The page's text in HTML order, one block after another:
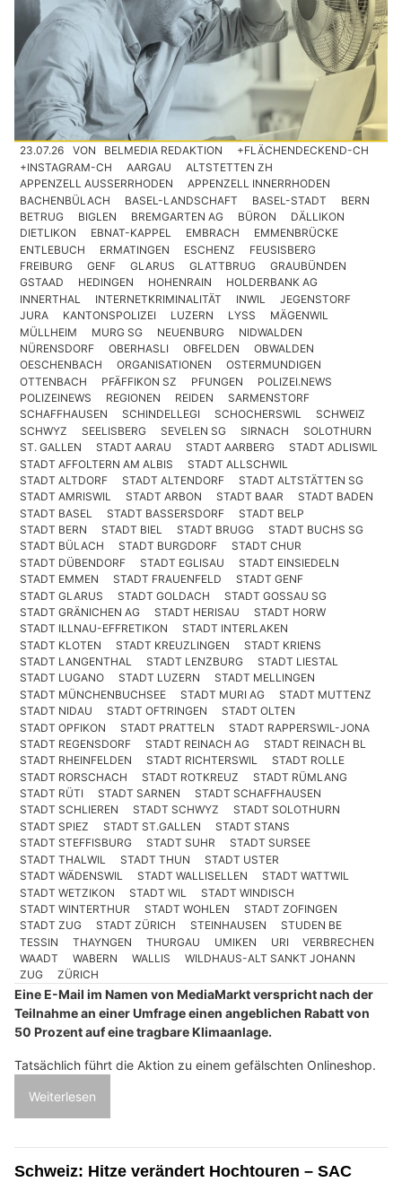
23.07.26 VON BELMEDIA REDAKTION
+FLÄCHENDECKEND-CH
+INSTAGRAM-CH
AARGAU
ALTSTETTEN ZH
APPENZELL AUSSERRHODEN
APPENZELL INNERRHODEN
BACHENBÜLACH
BASEL-LANDSCHAFT BASEL-STADT
BERN
BETRUG
BIGLEN BREMGARTEN AG BÜRON
DÄLLIKON
DIETLIKON
EBNAT-KAPPEL EMBRACH
EMMENBRÜCKE
ENTLEBUCH
ERMATINGEN ESCHENZ
FEUSISBERG
FREIBURG
GENF GLARUS GLATTBRUG
GRAUBÜNDEN
GSTAAD
HEDINGEN HOHENRAIN
HOLDERBANK AG
INNERTHAL
INTERNETKRIMINALITÄT INWIL
JEGENSTORF
JURA
KANTONSPOLIZEI LUZERN LYSS
MÄGENWIL
MÜLLHEIM
MURG SG NEUENBURG
NIDWALDEN
NÜRENSDORF
OBERHASLI OBFELDEN
OBWALDEN
OESCHENBACH
ORGANISATIONEN
OSTERMUNDIGEN
OTTENBACH
PFÄFFIKON SZ PFUNGEN
POLIZEI.NEWS
POLIZEINEWS
REGIONEN REIDEN
SARMENSTORF
SCHAFFHAUSEN
SCHINDELLEGI SCHOCHERSWIL
SCHWEIZ
SCHWYZ
SEELISBERG SEVELEN SG SIRNACH
SOLOTHURN
ST. GALLEN
STADT AARAU STADT AARBERG
STADT ADLISWIL
STADT AFFOLTERN AM ALBIS
STADT ALLSCHWIL
STADT ALTDORF
STADT ALTENDORF
STADT ALTSTÄTTEN SG
STADT AMRISWIL
STADT ARBON STADT BAAR
STADT BADEN
STADT BASEL
STADT BASSERSDORF
STADT BELP
STADT BERN
STADT BIEL STADT BRUGG
STADT BUCHS SG
STADT BÜLACH
STADT BURGDORF
STADT CHUR
STADT DÜBENDORF
STADT EGLISAU
STADT EINSIEDELN
STADT EMMEN
STADT FRAUENFELD
STADT GENF
STADT GLARUS
STADT GOLDACH
STADT GOSSAU SG
STADT GRÄNICHEN AG
STADT HERISAU
STADT HORW
STADT ILLNAU-EFFRETIKON
STADT INTERLAKEN
STADT KLOTEN
STADT KREUZLINGEN
STADT KRIENS
STADT LANGENTHAL
STADT LENZBURG
STADT LIESTAL
STADT LUGANO
STADT LUZERN
STADT MELLINGEN
STADT MÜNCHENBUCHSEE
STADT MURI AG
STADT MUTTENZ
STADT NIDAU
STADT OFTRINGEN
STADT OLTEN
STADT OPFIKON
STADT PRATTELN
STADT RAPPERSWIL-JONA
STADT REGENSDORF
STADT REINACH AG
STADT REINACH BL
STADT RHEINFELDEN
STADT RICHTERSWIL
STADT ROLLE
STADT RORSCHACH
STADT ROTKREUZ
STADT RÜMLANG
STADT RÜTI
STADT SARNEN
STADT SCHAFFHAUSEN
STADT SCHLIEREN
STADT SCHWYZ
STADT SOLOTHURN
STADT SPIEZ
STADT ST.GALLEN
STADT STANS
STADT STEFFISBURG
STADT SUHR
STADT SURSEE
STADT THALWIL
STADT THUN
STADT USTER
STADT WÄDENSWIL
STADT WALLISELLEN
STADT WATTWIL
STADT WETZIKON
STADT WIL
STADT WINDISCH
STADT WINTERTHUR
STADT WOHLEN
STADT ZOFINGEN
STADT ZUG
STADT ZÜRICH STEINHAUSEN
STUDEN BE
TESSIN
THAYNGEN THURGAU UMIKEN URI
VERBRECHEN
WAADT
WABERN WALLIS
WILDHAUS-ALT SANKT JOHANN
ZUG
ZÜRICH
Eine E-Mail im Namen von MediaMarkt verspricht nach der
Teilnahme an einer Umfrage einen angeblichen Rabatt von
50 Prozent auf eine tragbare Klimaanlage.
Tatsächlich führt die Aktion zu einem gefälschten Onlineshop.
Weiterlesen
Schweiz: Hitze verändert Hochtouren – SAC